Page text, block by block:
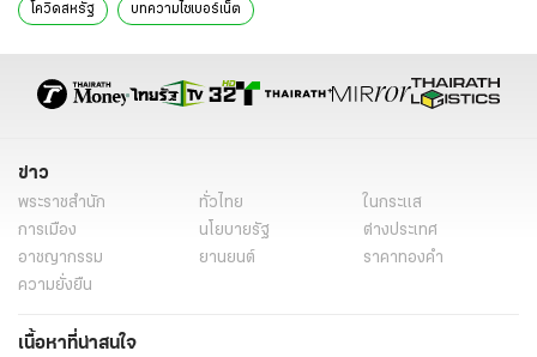
โควิดสหรัฐ บทความไซเบอร์เน็ต
ข่าว
พระราชสำนัก ทั่วไทย
ในกระแส
การเมือง
นโยบายรัฐ
ต่างประเทศ
อาชญากรรม
ยานยนต์
ราคาทองคำ
ความยั่งยืน
เนื้อหาที่น่าสนใจ